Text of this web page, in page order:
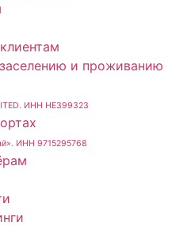
и проживанию
ИНН HE399323
ИНН 9715295768